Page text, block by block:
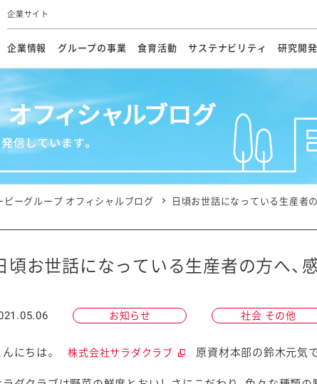
企業サイト
企業情報
トップメッセージ
グループの事業
市販用
ファインケミカル
食育活動
動方針
ーマにした講演会 オープンキッチン（工場見学）
おける食育活動 食に関する情報提供
サステナビリティ
トップメッセージ
気候変動への対応 生物多様性の保全
続可能な調達
ニシアチブ・加盟団体 社会・環境活動の歴史
研究開発
本部長メッセージ
技術ソリューション 研究開発スタイル 学会発表
個人投資家の皆さまへ
IRライブラリ 株式情報 IRカ
IRよくあるご質問 ディスクロージャーポリシー 電子
頃お世話になっている生産者の方へ、
お知らせ 社会 その他
んにちは。株式会社サラダクラブ 原資材本部の鈴木元気で
ピーグループ オフィシャルブログ 日頃お世話になっている生産者